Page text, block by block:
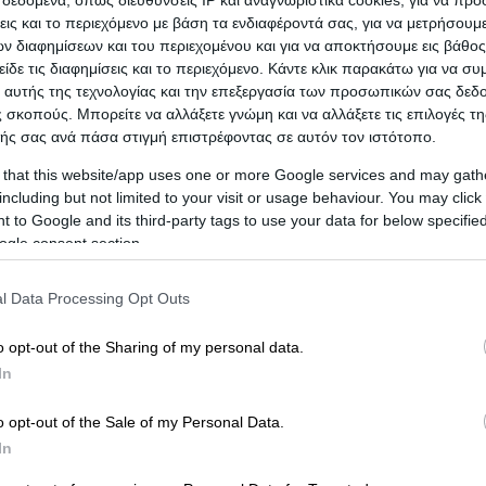
και το περιεχόμενο με βάση τα ενδιαφέροντά σας, για να
διαφημίσεων και του περιεχομένου και για να αποκτήσουμε εις
τις διαφημίσεις και το περιεχόμενο. Κάντε κλικ παρακάτω για να
της τεχνολογίας και την επεξεργασία των προσωπικών σας
Μπορείτε να αλλάξετε γνώμη και να αλλάξετε τις επιλογές
σας ανά πάσα στιγμή επιστρέφοντας σε αυτόν τον ιστότοπο.
that this website/app uses one or more Google services and may
but not limited to your visit or usage behaviour. You may
to Google and its third-party tags to use your data for below
consent section.
Data Processing Opt Outs
opt-out of the Sharing of my personal data.
opt-out of the Sale of my Personal Data.
την ανακαίνιση του σπιτιού σας από την αρχή
- Είδη Υγιεινής - Αξεσουάρ Μπάνιου - Μπαταρίες -
58100, ΠΕΛΛΑΣ